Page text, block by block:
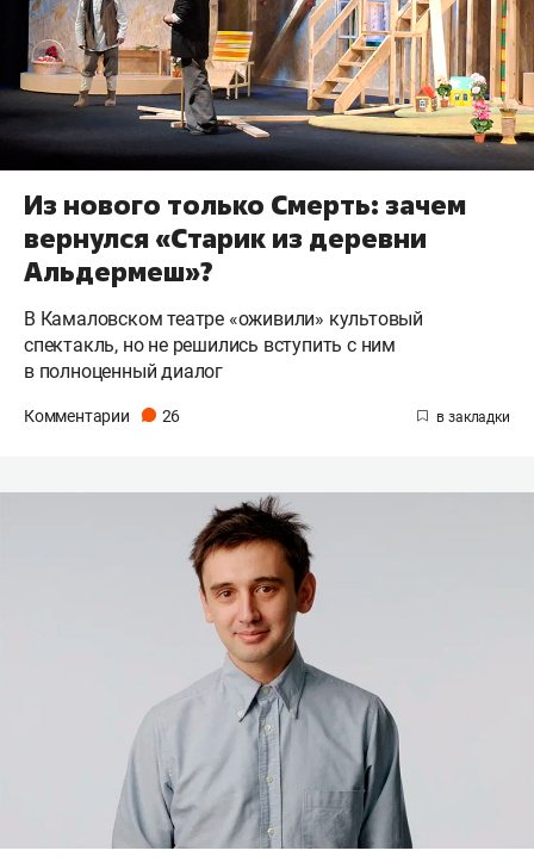
Из нового только Смерть: зачем
вернулся «Старик из деревни
Альдермеш»?
В Камаловском театре «оживили» культовый
спектакль, но не решились вступить с ним
в полноценный диалог
Комментарии 26